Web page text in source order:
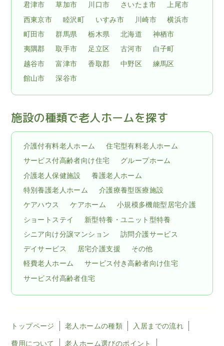
君津市
草加市 川口市 さいたま市
上尾市
西東京市
睦沢町 いすみ市 川崎市
横浜市
町田市
群馬県 栃木県 北海道
神栖市
夷隅郡
取手市 足立区 古河市
白子町
越谷市
富津市 香取郡 中野区
練馬区
館山市
深谷市
施設の種類で老人ホームを探す
介護付有料老人ホーム
住宅型有料老人ホーム
サービス付高齢者向け住宅
グループホーム
介護老人保健施設
養護老人ホーム
特別養護老人ホーム
介護療養型医療施設
ケアハウス
ケアホーム
小規模多機能型居宅介護
ショートステイ
新型特養・ユニット型特養
シニア向け分譲マンション
訪問介護サービス
デイサービス
居宅介護支援
その他
軽費老人ホーム
サービス付き高齢者向け住宅
サービス付高齢者住宅
トップページ 老人ホームの種類 入居までの流れ
費用について 老人ホーム選びのポイント